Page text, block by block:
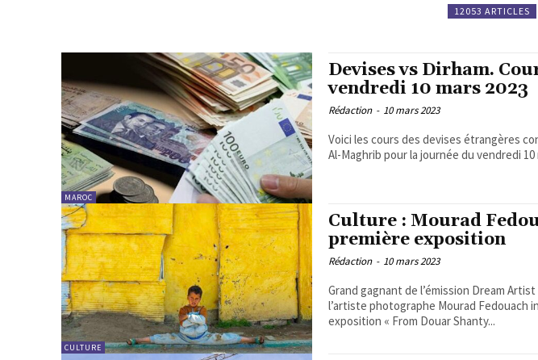
12053 ARTICLES
MAROC
Devises vs Dirham.
vendredi 10 mars 2023
Rédaction - 10 mars 2023
Voici les cours des devises étrangères
CULTURE
Culture : Mourad
première exposition
Rédaction - 10 mars 2023
Grand gagnant de l’émission Dream
l’artiste photographe Mourad Fedouach
exposition « From Douar Shanty...